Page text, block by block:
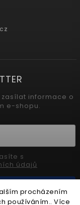
procházením
používáním.. Více
informace o
e-shopu.
údajů